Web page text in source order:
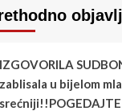
IZGOVORILA
zablisala u bijelom